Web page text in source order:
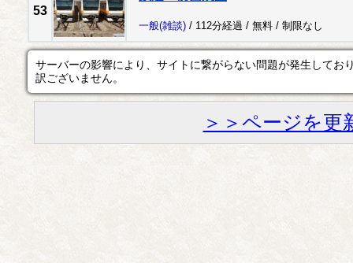
53
一般(雑談) / 112分経過 / 無料 / 制限なし
サーバーの影響により、サイトに繋がらない問題が発生してお
訳ございません。
＞＞ページを更